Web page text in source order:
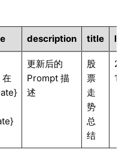
description title
更新后的
Prompt 描
述
股
票
走
势
总
结